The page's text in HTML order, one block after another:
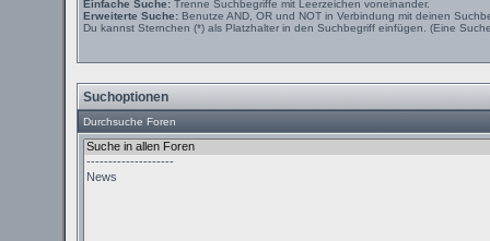
Einfache Suche:Trenne Suchbegriffe mit Leerzeichen voneinander.
Erweiterte Suche:Benutze AND, OR und NOT in Verbindung mit deinen
Du kannst Sternchen (*) als Platzhalter in den Suchbegriff einfügen. (Eine
Suchoptionen
Durchsuche Foren